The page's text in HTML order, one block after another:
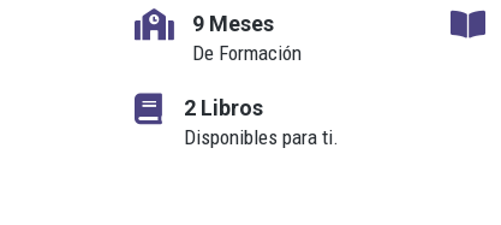
9 Meses
De Formación
2 Libros
Disponibles para ti.